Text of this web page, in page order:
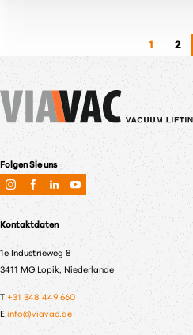
1 2
Folgen Sie uns
Kontaktdaten
1e Industrieweg 8
3411 MG Lopik, Niederlande
T +31 348 449 660
E info@viavac.de